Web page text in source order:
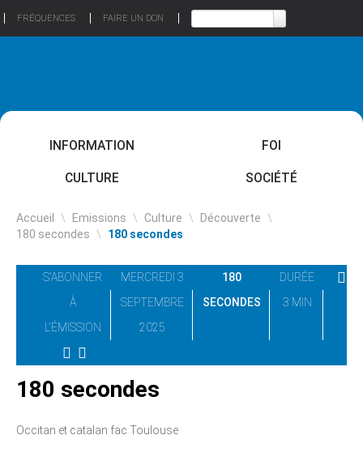
FRÉQUENCES FAIRE UN DON
INFORMATION FOI
CULTURE SOCIÉTÉ
Accueil \ Emissions \ Culture \ Découverte \
180 secondes \ 180 secondes
S'ABONNER
À
L'ÉMISSION
MERCREDI 3
SEPTEMBRE
2025
180
SECONDES
DURÉE
3 MIN
180 secondes
Occitan et catalan fac Toulouse